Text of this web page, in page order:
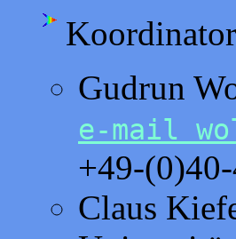
Gudrun
e-mail
+49-
Claus